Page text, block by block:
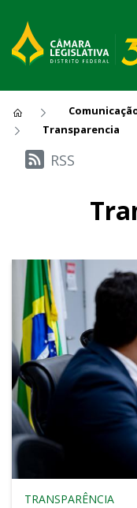
Transparencia
Últimas
RSS
TRANSPARÊNCIA